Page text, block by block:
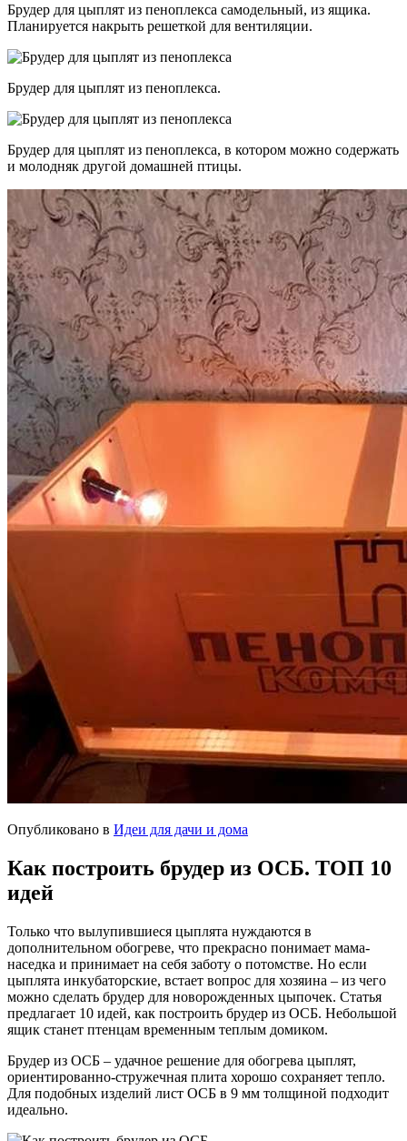
Брудер для цыплят из пеноплекса самодельный, из ящика.
Планируется накрыть решеткой для вентиляции.
Брудер для цыплят из пеноплекса.
Брудер для цыплят из пеноплекса, в котором можно содержать
и молодняк другой домашней птицы.
Опубликовано в Идеи для дачи и дома
Как построить брудер из ОСБ. ТОП 10
идей
Только что вылупившиеся цыплята нуждаются в
дополнительном обогреве, что прекрасно понимает мама-
наседка и принимает на себя заботу о потомстве. Но если
цыплята инкубаторские, встает вопрос для хозяина – из чего
можно сделать брудер для новорожденных цыпочек. Статья
предлагает 10 идей, как построить брудер из ОСБ. Небольшой
ящик станет птенцам временным теплым домиком.
Брудер из ОСБ – удачное решение для обогрева цыплят,
ориентированно-стружечная плита хорошо сохраняет тепло.
Для подобных изделий лист ОСБ в 9 мм толщиной подходит
идеально.